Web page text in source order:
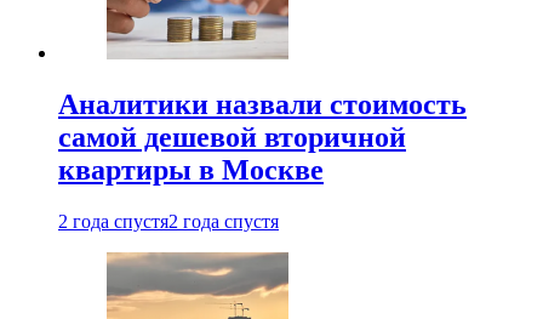
Аналитики назвали стоимость
самой дешевой вторичной
квартиры в Москве
2 года спустя2 года спустя